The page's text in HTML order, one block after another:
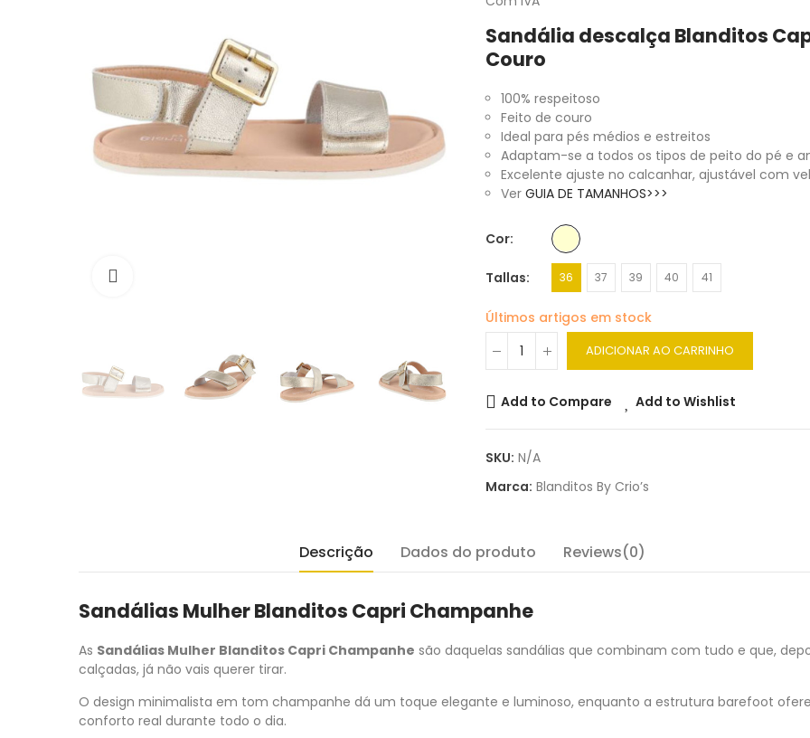
Sandália descalça Blanditos
Couro
100% respeitoso
Feito de couro
Ideal para pés médios e estreitos
Adaptam-se a todos os tipos de peito do pé e
Excelente ajuste no calcanhar, ajustável com
Ver GUIA DE TAMANHOS>>>
Cor
Tallas 36 37 39 40 41
Últimos artigos em stock
ADICIONAR AO CARRINHO
Add to Compare Add to Wishlist
SKU: N/A
Marca: Blanditos By Crio’s
Descrição Dados do produto Reviews(0)
Sandálias Mulher Blanditos Capri Champanhe
As Sandálias Mulher Blanditos Capri Champanhe são daquelas sandálias que combinam com tudo e que,
calçadas, já não vais querer tirar.
O design minimalista em tom champanhe dá um toque elegante e luminoso, enquanto a estrutura barefoot
conforto real durante todo o dia.